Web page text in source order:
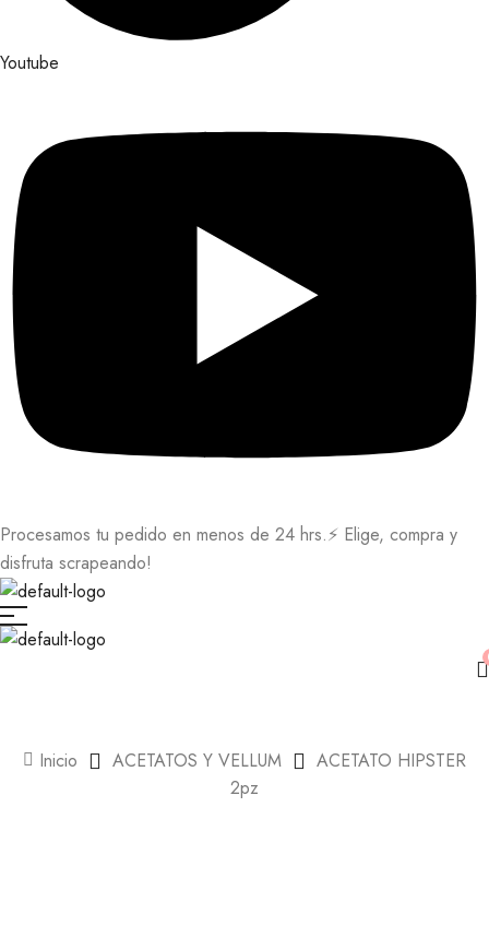
Youtube
Procesamos tu pedido en menos de 24 hrs.⚡ Elige, compra y
disfruta scrapeando!
Inicio ACETATOS Y VELLUM
ACETATO HIPSTER
2pz